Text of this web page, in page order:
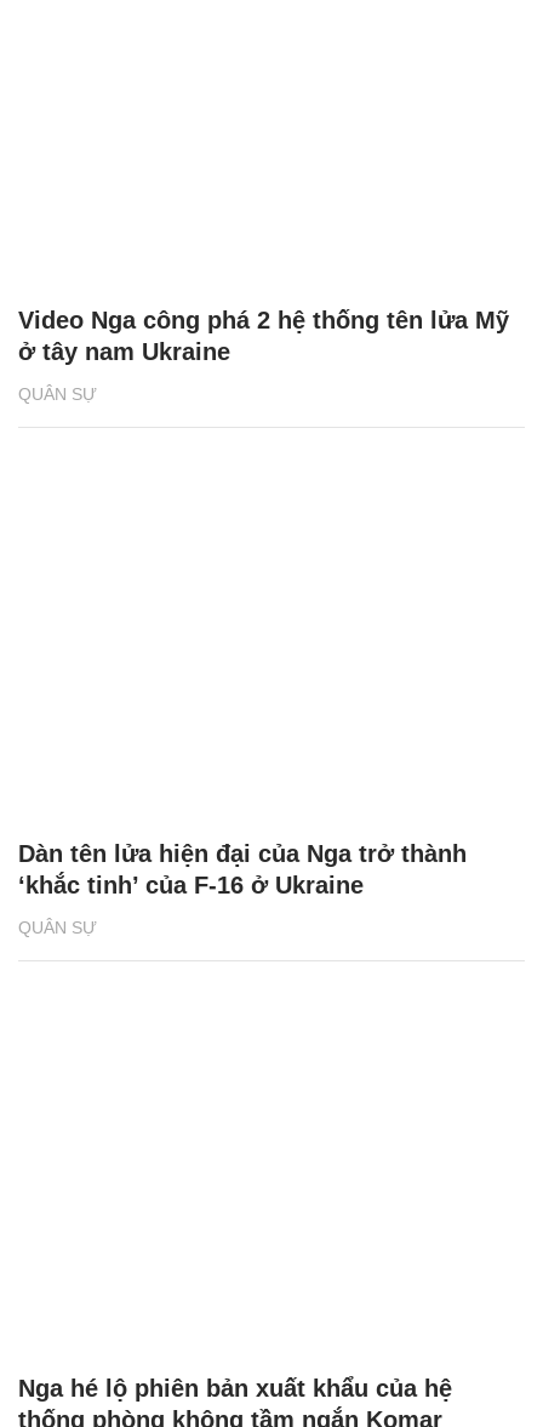
QUÂN SỰ
Video Nga công phá 2 hệ thống tên lửa Mỹ
ở tây nam Ukraine
QUÂN SỰ
Dàn tên lửa hiện đại của Nga trở thành
‘khắc tinh’ của F-16 ở Ukraine
Nga hé lộ phiên bản xuất khẩu của hệ
thống phòng không tầm ngắn Komar